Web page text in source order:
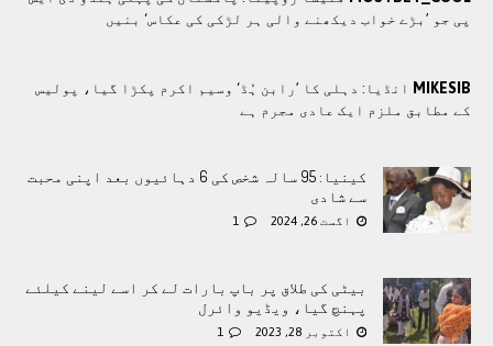
پی جو ’بڑے خواب دیکھنے والی ہر لڑکی کی عکاس‘ بنیں
MIKESIB انڈیا: دہلی کا ’رابن ہُڈ‘ وسیم اکرم پکڑا گیا، پولیس
کے مطابق ملزم ایک عادی مجرم ہے
کینیا: 95 سالہ شخص کی 6 دہائیوں بعد اپنی محبت
سے شادی
اگست 26, 2024 1
بیٹی کی طلاق پر باپ بارات لے کر اسے لینے کیلئے
پہنچ گیا، ویڈیو وائرل
اکتوبر 28, 2023 1